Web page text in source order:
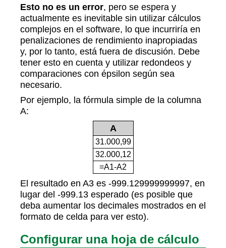
Esto no es un error, pero se espera y
actualmente es inevitable sin utilizar cálculos
complejos en el software, lo que incurriría en
penalizaciones de rendimiento inapropiadas
y, por lo tanto, está fuera de discusión. Debe
tener esto en cuenta y utilizar redondeos y
comparaciones con épsilon según sea
necesario.
Por ejemplo, la fórmula simple de la columna
A:
A
31.000,99
32.000,12
=A1-A2
El resultado en A3 es -999.129999999997, en
lugar del -999.13 esperado (es posible que
deba aumentar los decimales mostrados en el
formato de celda para ver esto).
Configurar una hoja de cálculo